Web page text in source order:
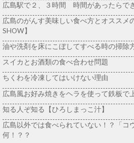
広島駅で２、３時間 時間があったらで
広島のがんす美味しい食べ方とオススメ
SHOW】
油や洗剤を床にこぼしてすべる時の掃除
スイカとお酒類の食べ合わせ問題
ちくわを冷凍してはいけない理由
広島風お好み焼きをヘラを使って鉄板で
知る人ぞ知る【ひろしまっこ汁】
広島以外では食べられていない！？「コ
何！？？